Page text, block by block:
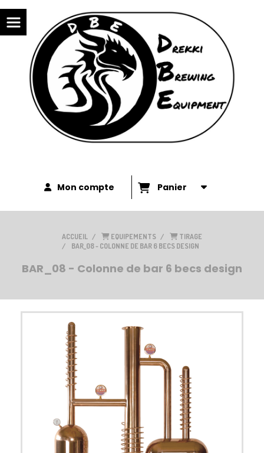
Mon compte Panier
ACCUEIL EQUIPEMENTS
TIRAGE
BAR_08 - COLONNE DE BAR 6 BECS DESIGN
BAR_08 - Colonne de bar 6 becs design